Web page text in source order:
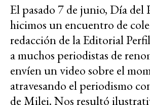
El pasado 7 de junio, Día del
hicimos un encuentro de
redacción de la Editorial
a muchos periodistas de
envíen un video sobre el
atravesando el periodismo
de Milei. Nos resultó